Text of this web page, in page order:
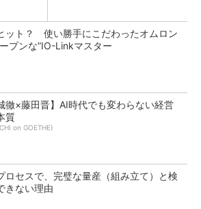
ット？ 使い勝手にこだわったオムロン
プンな”IO-Linkマスター
徹×藤田晋】AI時代でも変わらない経営
質
on GOETHE)
ロセスで、完璧な量産（組み立て）と検
きない理由